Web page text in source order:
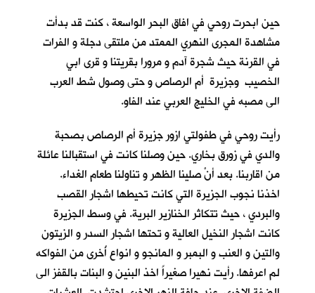
حين ابحرت روحي في افاق البحر الواسعة ، كنت قد بدأت
مشاهدة المجرى النهري الممتد من ملتقى دجلة و الفرات
في القرنة حيث شجرة آدم و مرورا بقريتنا و قرى ابي
الخصيب وجزيرة أم الرصاص و حتى وصول شط العرب
الى مصبه في الخليج العربي عند الفاو.
رأيت روحي في طفولتي ازور جزيرة أم الرصاص بصحبة
والدي في زورق بخاري. حين وصلنا كانت في استقبالنا عائلة
من اقاربنا. بعد أنْصلينا الظهر و تناولنا طعام الغداء.
اخذنا نجوب الجزيرة التي كانت تحيطها اشجار القصب
والبردي ، حيث تتكاثر الخنازير البرية. في وسط الجزيرة
كانت اشجار النخيل العالية و تحتها اشجار السدر و الزيتون
والتين و العنب و البمبر و المانجو و انواع أُخرى من الفواكه
لم اعرفها. رأيت نهيرا صغيراً اخذ البنين و البنات بالقفز الى